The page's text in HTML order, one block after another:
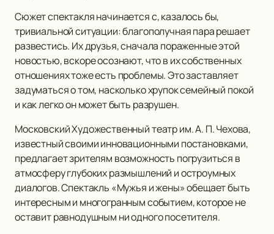
Сюжет спектакля начинается с, казалось бы,
тривиальной ситуации: благополучная пара решает
развестись. Их друзья, сначала пораженные этой
новостью, вскоре осознают, что в их собственных
отношениях тоже есть проблемы. Это заставляет
задуматься о том, насколько хрупок семейный покой
и как легко он может быть разрушен.
Московский Художественный театр им. А. П. Чехова,
известный своими инновационными постановками,
предлагает зрителям возможность погрузиться в
атмосферу глубоких размышлений и остроумных
диалогов. Спектакль «Мужья и жены» обещает быть
интересным и многогранным событием, которое не
оставит равнодушным ни одного посетителя.